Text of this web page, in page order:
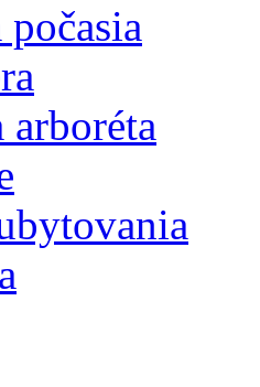
arboréta